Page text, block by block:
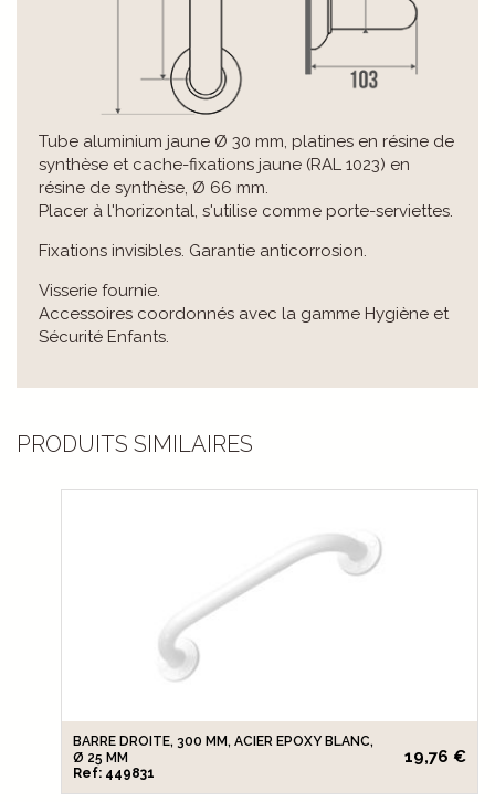
Tube aluminium jaune Ø 30 mm, platines en résine de
synthèse et cache-fixations jaune (RAL 1023) en
résine de synthèse, Ø 66 mm.
Placer à l'horizontal, s'utilise comme porte-serviettes.
Fixations invisibles. Garantie anticorrosion.
Visserie fournie.
Accessoires coordonnés avec la gamme Hygiène et
Sécurité Enfants.
PRODUITS SIMILAIRES
BARRE DROITE, 300 MM, ACIER EPOXY BLANC,
Ø 25 MM
Ref: 449831
19,76 €